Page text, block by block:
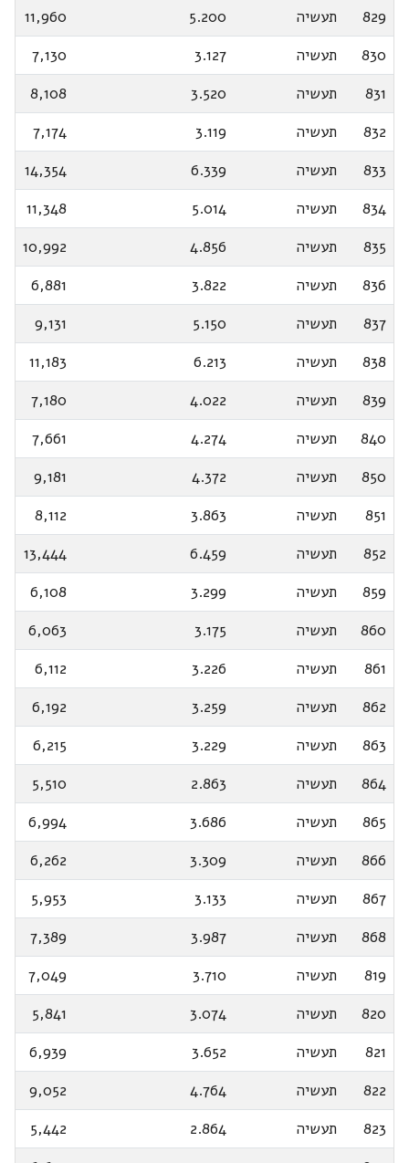
829
תעשיה 5.200
11,960
830
תעשיה 3.127
7,130
831
תעשיה 3.520
8,108
832
תעשיה 3.119
7,174
833
תעשיה 6.339
14,354
834
תעשיה 5.014
11,348
835
תעשיה 4.856
10,992
836
תעשיה 3.822
6,881
837
תעשיה 5.150
9,131
838
תעשיה 6.213
11,183
839
תעשיה 4.022
7,180
840
תעשיה 4.274
7,661
850
תעשיה 4.372
9,181
851
תעשיה 3.863
8,112
852
תעשיה 6.459
13,444
859
תעשיה 3.299
6,108
860
תעשיה 3.175
6,063
861
תעשיה 3.226
6,112
862
תעשיה 3.259
6,192
863
תעשיה 3.229
6,215
864
תעשיה 2.863
5,510
865
תעשיה 3.686
6,994
866
תעשיה 3.309
6,262
867
תעשיה 3.133
5,953
868
תעשיה 3.987
7,389
819
תעשיה 3.710
7,049
820
תעשיה 3.074
5,841
821
תעשיה 3.652
6,939
822
תעשיה 4.764
9,052
823
תעשיה 2.864
5,442